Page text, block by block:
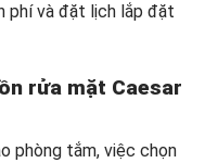
phí và đặt lịch lắp đặt
rửa mặt Caesar
phòng tắm, việc chọn